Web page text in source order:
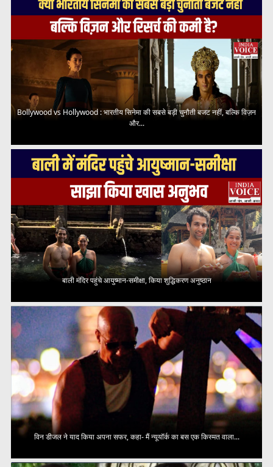
Bollywood vs Hollywood : भारतीय सिनेमा की सबसे बड़ी चुनौती बजट नहीं, बल्कि विज़न
और...
बाली मंदिर पहुंचे आयुष्मान-समीक्षा, किया शुद्धिकरण अनुष्ठान
विन डीजल ने याद किया अपना सफर, कहा- मैं न्यूयॉर्क का बस एक किस्मत वाला...